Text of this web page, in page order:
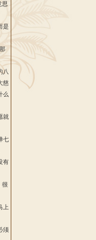
思
是
八
慈
么
就
七
有
很
上
须